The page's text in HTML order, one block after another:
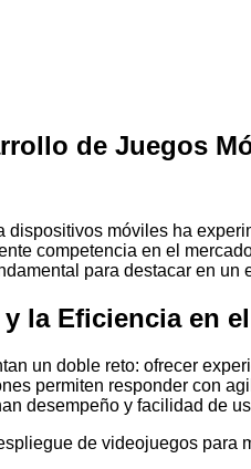
de Juegos
dispositivos móviles ha
competencia en el
para destacar en un
la Eficiencia en
un doble reto: ofrecer
permiten responder con
desempeño y facilidad de
de videojuegos para